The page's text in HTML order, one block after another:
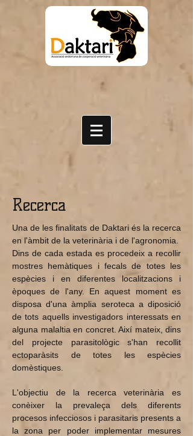
Recerca
Una de les finalitats de Daktari és la recerca
en l'àmbit de la veterinària i de l'agronomia.
Dins de cada estada es procedeix a recollir
mostres hemàtiques i fecals de totes les
espècies i en diferentes localitzacions i
èpoques de l'any. En aquest moment es
disposa d'una àmplia seroteca a diposició
de tots aquells investigadors interessats en
alguna malaltia en concret. Així mateix, dins
del projecte parasitològic s'han recollit
ectoparàsits de totes les espècies
domèstiques.
L'objectiu de la recerca veterinària es
conèixer la prevaleça dels diferents
procesos infecciosos i parasitaris presents a
la zona per poder implementar mesures